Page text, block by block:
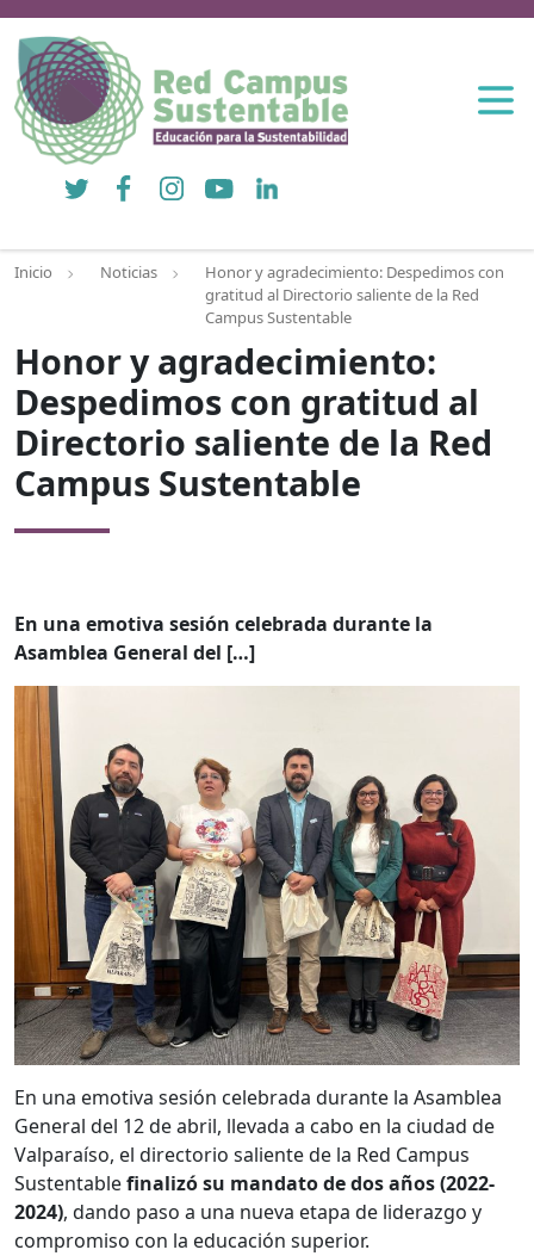
Twitter FacebookInstagramYouTubeLinkedIn
Inicio Noticias
Honor y agradecimiento: Despedimos con
gratitud al Directorio saliente de la Red
Campus Sustentable
Honor y agradecimiento:
Despedimos con gratitud al
Directorio saliente de la Red
Campus Sustentable
En una emotiva sesión celebrada durante la
Asamblea General del […]
En una emotiva sesión celebrada durante la Asamblea
General del 12 de abril, llevada a cabo en la ciudad de
Valparaíso, el directorio saliente de la Red Campus
Sustentablefinalizó su mandato de dos años (2022-
2024), dando paso a una nueva etapa de liderazgo y
compromiso con la educación superior.